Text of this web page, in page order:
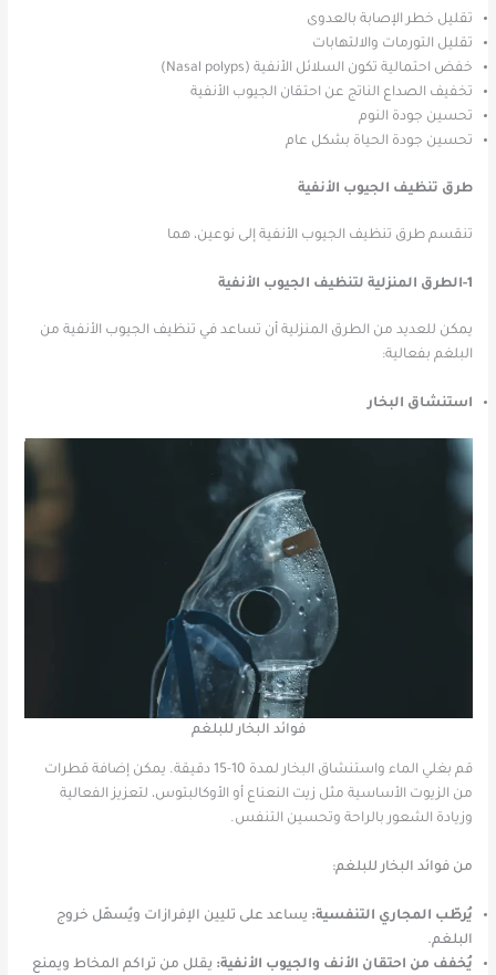
تقليل خطر الإصابة بالعدوى
تقليل التورمات والالتهابات
خفض احتمالية تكون السلائل الأنفية (Nasal polyps)
تخفيف الصداع الناتج عن احتقان الجيوب الأنفية
تحسين جودة النوم
تحسين جودة الحياة بشكل عام
طرق تنظيف الجيوب الأنفية
تنقسم طرق تنظيف الجيوب الأنفية إلى نوعين، هما
1-الطرق المنزلية لتنظيف الجيوب الأنفية
يمكن للعديد من الطرق المنزلية أن تساعد في تنظيف الجيوب الأنفية من
البلغم بفعالية:
استنشاق البخار
فوائد البخار للبلغم
قم بغلي الماء واستنشاق البخار لمدة 10-15 دقيقة.
يمكن إضافة قطرات
من الزيوت الأساسية مثل زيت النعناع أو الأوكالبتوس، لتعزيز الفعالية
وزيادة الشعور بالراحة وتحسين التنفس.
من فوائد البخار للبلغم:
يُرطّب المجاري التنفسية: يساعد على تليين الإفرازات ويُسهّل خروج
البلغم.
يُخفف من احتقان الأنف والجيوب الأنفية: يقلل من تراكم المخاط ويمنع